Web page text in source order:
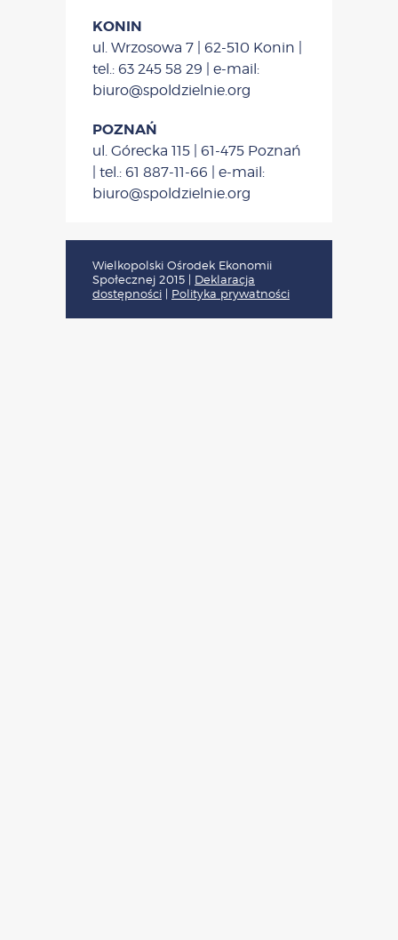
KONIN
ul. Wrzosowa 7 | 62-510 Konin |
tel.: 63 245 58 29 | e-mail:
biuro@spoldzielnie.org
POZNAŃ
ul. Górecka 115 | 61-475 Poznań
| tel.: 61 887-11-66 | e-mail:
biuro@spoldzielnie.org
Wielkopolski Ośrodek Ekonomii
Społecznej 2015 | Deklaracja
dostępności | Polityka prywatności